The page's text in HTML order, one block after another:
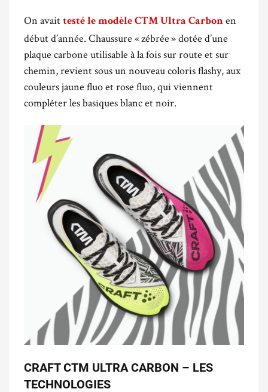
On avait testé le modèle CTM Ultra Carbon en
début d’année. Chaussure « zébrée » dotée d’une
plaque carbone utilisable à la fois sur route et sur
chemin, revient sous un nouveau coloris flashy, aux
couleurs jaune fluo et rose fluo, qui viennent
compléter les basiques blanc et noir.
CRAFT CTM ULTRA CARBON – LES
TECHNOLOGIES